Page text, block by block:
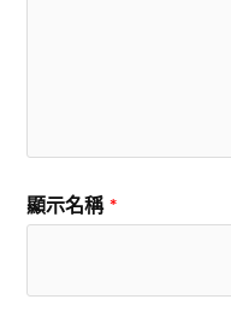
顯示名稱 *